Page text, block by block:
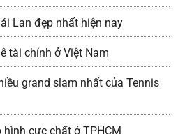
Lan đẹp nhất hiện nay
tài chính ở Việt Nam
grand slam nhất của Tennis
cực chất ở TPHCM